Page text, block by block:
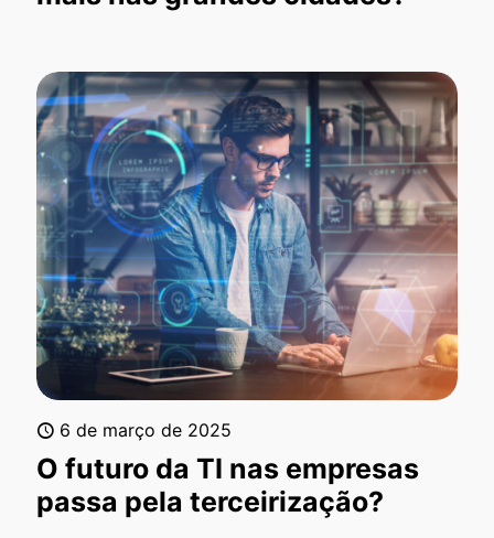
6 de março de 2025
O futuro da TI nas empresas
passa pela terceirização?